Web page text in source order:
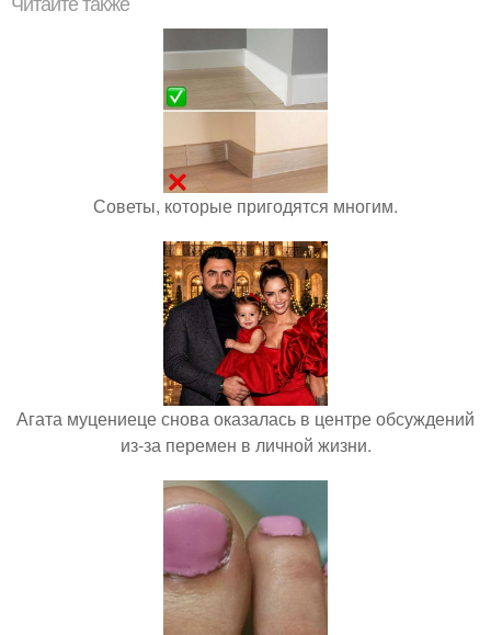
Советы, которые пригодятся многим.
Агата муцениеце снова оказалась в центре обсуждений
из-за перемен в личной жизни.